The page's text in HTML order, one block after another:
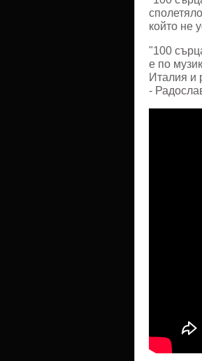
който не
"100
е по
Италия и
-